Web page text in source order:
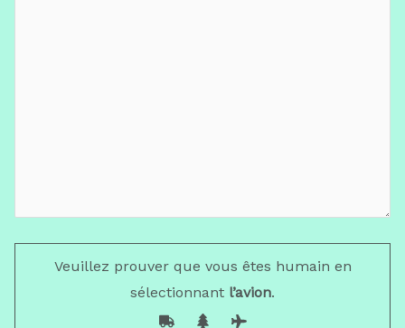
Veuillez prouver que vous êtes humain en
sélectionnant l’avion.